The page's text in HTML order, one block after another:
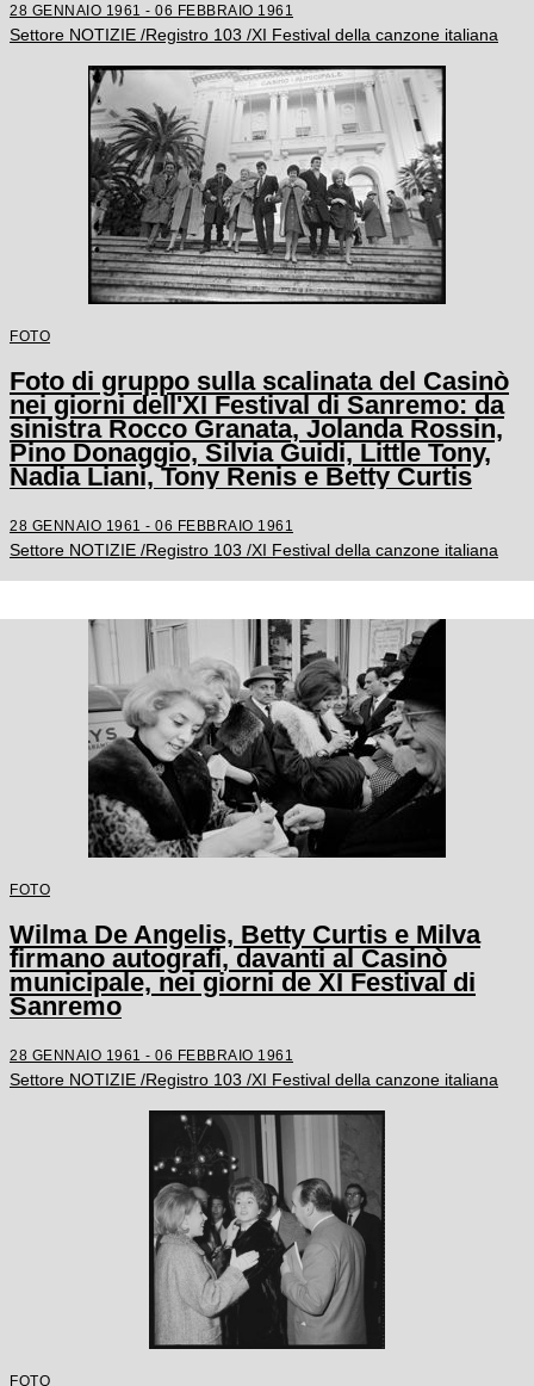
28 GENNAIO 1961 - 06 FEBBRAIO 1961
Settore NOTIZIE /Registro 103 /XI Festival della canzone italiana
FOTO
Foto di gruppo sulla scalinata del Casinò
nei giorni dell'XI Festival di Sanremo: da
sinistra Rocco Granata, Jolanda Rossin,
Pino Donaggio, Silvia Guidi, Little Tony,
Nadia Liani, Tony Renis e Betty Curtis
28 GENNAIO 1961 - 06 FEBBRAIO 1961
Settore NOTIZIE /Registro 103 /XI Festival della canzone italiana
FOTO
Wilma De Angelis, Betty Curtis e Milva
firmano autografi, davanti al Casinò
municipale, nei giorni de XI Festival di
Sanremo
28 GENNAIO 1961 - 06 FEBBRAIO 1961
Settore NOTIZIE /Registro 103 /XI Festival della canzone italiana
FOTO